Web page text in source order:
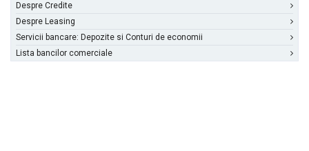
Despre Credite
Despre Leasing
Servicii bancare: Depozite si Conturi de economii
Lista bancilor comerciale